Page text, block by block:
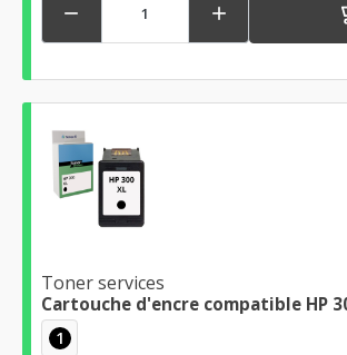
 
Toner services
Cartouche d'encre compatible HP
1